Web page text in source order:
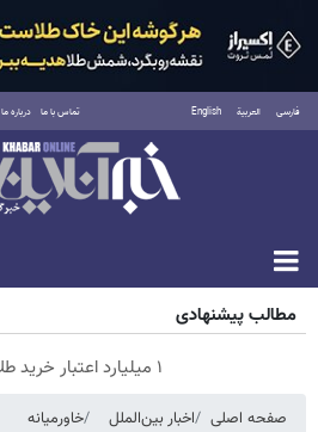
فارسی العربية English تماس با ما درباره ما
جمعه ۱۶ مرداد ۱۴۰۵
مطالب پیشنهادی
۱ میلیارد اعتبار خرید طلا | بدون ضامن و چک
صفحه اصلی اخبار بین‌الملل خاورمیانه